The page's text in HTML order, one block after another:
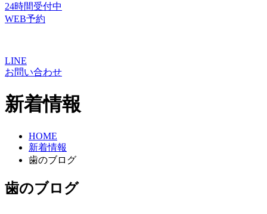
24時間受付中
WEB予約
LINE
お問い合わせ
新着情報
HOME
新着情報
歯のブログ
歯のブログ